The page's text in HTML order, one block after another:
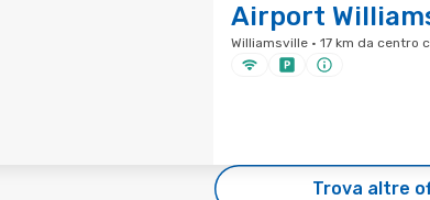
Airport
Williamsville · 17 km da centro
Trova altre